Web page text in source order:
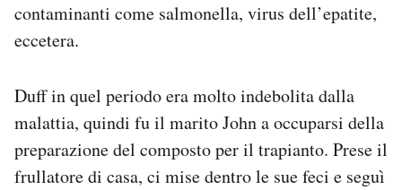
contaminanti come salmonella, virus dell’epatite,
eccetera.
Duff in quel periodo era molto indebolita dalla
malattia, quindi fu il marito John a occuparsi della
preparazione del composto per il trapianto. Prese il
frullatore di casa, ci mise dentro le sue feci e seguì